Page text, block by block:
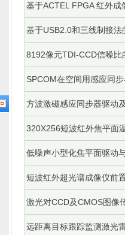
基于ACTEL FPGA 红外成
基于USB2.0和三线制接法
8192像元TDI-CCD信噪比
SPCOM在空间用感应同
方波激磁感应同步器驱动
320X256短波红外焦平面
低噪声小型化焦平面驱动
短波红外超光谱成像仪前
激光对CCD及CMOS图像
远距离目标跟踪监测激光